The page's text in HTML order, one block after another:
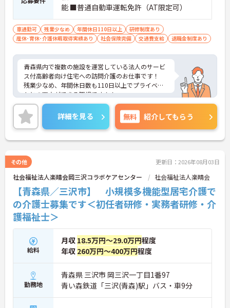
能 ■普通自動車運転免許（AT限定可）
車通勤可 残業少なめ 年間休日110日以上
研修制度あり
産休･育休･介護休暇取得実績あり
社会保険完備 交通費支給 退職金制度あり
青森県内で複数の施設を運営している法人のサービ
ス付高齢者向け住宅への訪問介護のお仕事です！
残業少なめ、年間休日数も110日以上でプライベー
トとの両立ができる職場です！！
面接のポイントなど、さらに詳細をお話致しますの
でお気軽にご相談ください。
詳細を見る 無料 紹介してもらう
その他 更新日：2026年08月03日
社会福祉法人楽晴会岡三沢コラボケアセンター 社会福祉法人楽晴会
【青森県／三沢市】 小規模多機能型居宅介護で
の介護士募集です＜初任者研修・実務者研修・介
護福祉士＞
給料
月収 18.5万円～29.0万円程度
年収 260万円～400万円程度
勤務地
青森県 三沢市 岡三沢一丁目1番97
青い森鉄道「三沢(青森)駅」バス・車9分